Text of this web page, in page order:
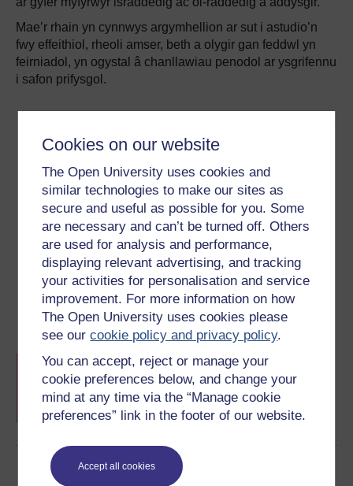
Cookies on our website
The Open University uses cookies and
similar technologies to make our sites as
secure and useful as possible for you. Some
are necessary and can’t be turned off. Others
are used for analysis and performance,
displaying relevant advertising, and tracking
your activities for personalisation and service
improvement. For more information on how
The Open University uses cookies please
see ourcookie policy and privacy policy.
You can accept, reject or manage your
cookie preferences below, and change your
mind at any time via the “Manage cookie
preferences” link in the footer of our website.
Accept all cookies
Mae’r rhain yn cynnwys argymhellion ar sut i astudio’n
fwy effeithiol, rheoli amser, beth a olygir gan feddwl yn
feirniadol, yn ogystal â chanllawiau penodol ar ysgrifennu
i safon prifysgol.
Darparwyd yr adnodd hwn ganBrifysgol Caerdydd
mae'n rhan o'r hwbBarod ar gyfer Prifysgol.
Gallwch ddod o hyd i fwy o adnoddau fel hyn ar hafan yr
Hwb Barod ar gyfer Prifysgol
Casgliad o adnoddau o bob un o brifysgolion
Cymru i'ch helpu i ddechrau gydag addysg
uwch.
Dysgwch fwy